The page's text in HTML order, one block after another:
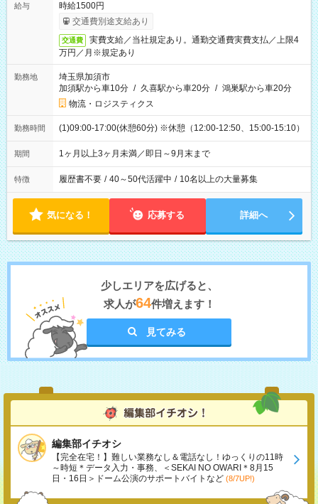
給与
時給1500円
交通費別途支給あり
交通費
実費支給／当社規定あり。通勤交通費実費支払／上限4
万円／月※規定あり
勤務地
埼玉県加須市
加須駅から車10分 / 久喜駅から車20分 / 鴻巣駅から車20分
物流・ロジスティクス
勤務時間 (1)09:00-17:00(休憩60分) ※休憩（12:00-12:50、15:00-15:10）
期間 1ヶ月以上3ヶ月未満／即日～9月末まで
特徴 履歴書不要 / 40～50代活躍中 / 10名以上の大量募集
気になる！ 応募する 詳細へ
少しエリアを広げると、
求人が64件増えます！
見てみる
編集部イチオシ
【完全在宅！】難しい業務なし＆電話なし！ゆっくりの11時
～時短＊データ入力・事務、＜SEKAI NO OWARI＊8月15
日・16日＞ドーム公演のサポートバイトなど (8/7UP!)